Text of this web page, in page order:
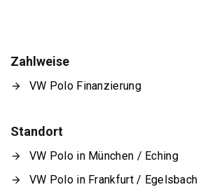
Zahlweise
VW Polo Finanzierung
Standort
VW Polo in München / Eching
VW Polo in Frankfurt / Egelsbach